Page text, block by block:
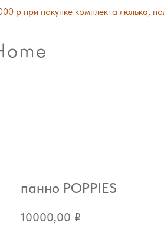
р при покупке комплекта люлька,
панно POPPIES
10000,00 ₽